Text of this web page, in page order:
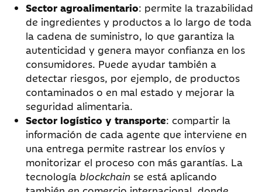
Sector agroalimentario: permite la trazabilidad
de ingredientes y productos a lo largo de toda
la cadena de suministro, lo que garantiza la
autenticidad y genera mayor confianza en los
consumidores. Puede ayudar también a
detectar riesgos, por ejemplo, de productos
contaminados o en mal estado y mejorar la
seguridad alimentaria.
Sector logístico y transporte: compartir la
información de cada agente que interviene en
una entrega permite rastrear los envíos y
monitorizar el proceso con más garantías. La
tecnología blockchain se está aplicando